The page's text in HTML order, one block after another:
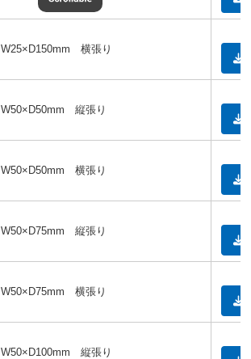
W25×D150mm 横張り
W50×D50mm 縦張り
W50×D50mm 横張り
W50×D75mm 縦張り
W50×D75mm 横張り
W50×D100mm 縦張り